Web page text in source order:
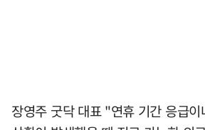
장영주 굿닥 대표 "연휴 기간 응급이